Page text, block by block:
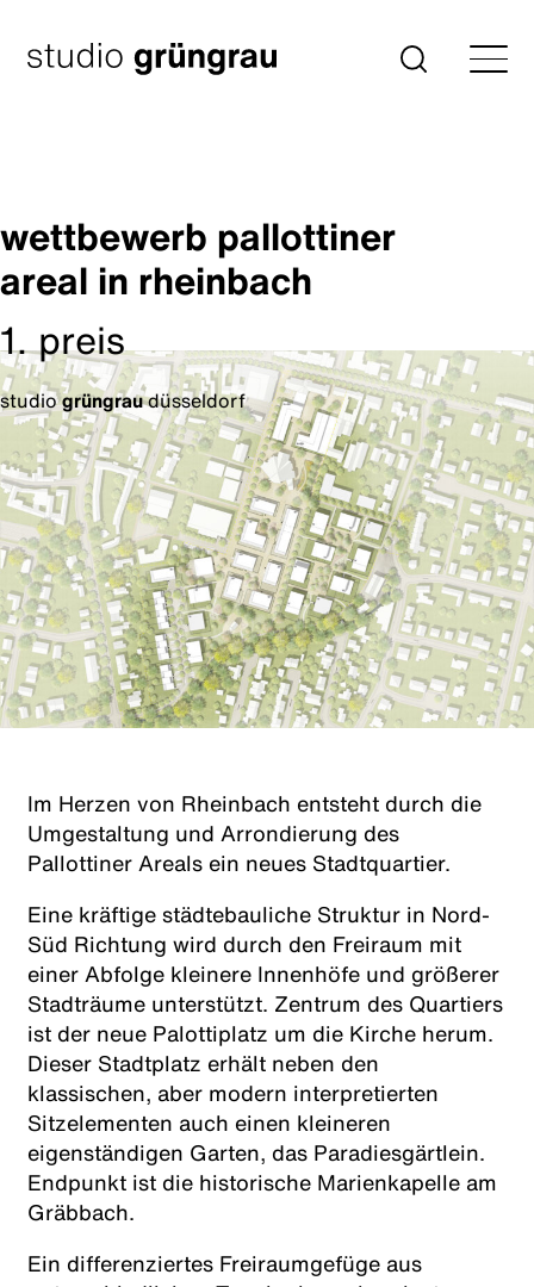
Inhalt
springen
Startseite Suche
wettbewerb pallottiner
areal in rheinbach
1. preis
studiogrüngraudüsseldorf
Im Herzen von Rheinbach entsteht durch die
Umgestaltung und Arrondierung des
Pallottiner Areals ein neues Stadtquartier.
Eine kräftige städtebauliche Struktur in Nord-
Süd Richtung wird durch den Freiraum mit
einer Abfolge kleinere Innenhöfe und größerer
Stadträume unterstützt. Zentrum des Quartiers
ist der neue Palottiplatz um die Kirche herum.
Dieser Stadtplatz erhält neben den
klassischen, aber modern interpretierten
Sitzelementen auch einen kleineren
eigenständigen Garten, das Paradiesgärtlein.
Endpunkt ist die historische Marienkapelle am
Gräbbach.
Ein differenziertes Freiraumgefüge aus